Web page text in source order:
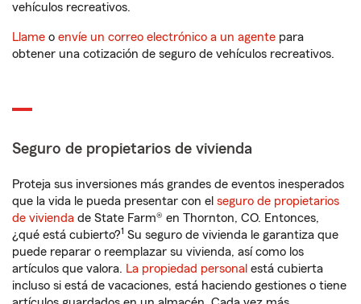
vehículos recreativos.
Llame o envíe un correo electrónico a un agente para
obtener una cotización de seguro de vehículos recreativos.
Seguro de propietarios de vivienda
Proteja sus inversiones más grandes de eventos inesperados
que la vida le pueda presentar con el seguro de propietarios
de vivienda de State Farm® en Thornton, CO. Entonces,
¿qué está cubierto?1 Su seguro de vivienda le garantiza que
puede reparar o reemplazar su vivienda, así como los
artículos que valora. La propiedad personal está cubierta
incluso si está de vacaciones, está haciendo gestiones o tiene